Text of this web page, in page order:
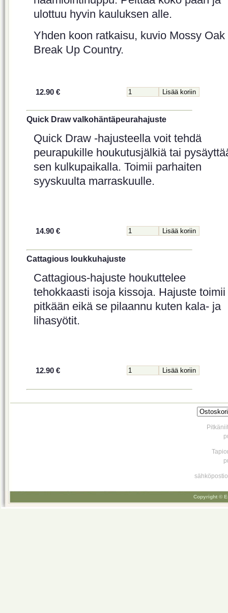
ulottuu hyvin kauluksen alle.
Yhden koon ratkaisu, kuvio Mossy Oak
Break Up Country.
12.90 €
Quick Draw valkohäntäpeurahajuste
Quick Draw -hajusteella voit tehdä
peurapukille houkutusjälkiä tai
sen kulkupaikalla. Toimii parhaiten
syyskuulta marraskuulle.
14.90 €
Cattagious loukkuhajuste
Cattagious-hajuste houkuttelee
tehokkaasti isoja kissoja. Hajuste toimii
pitkään eikä se pilaannu kuten kala- ja
lihasyötit.
12.90 €
Copyright ©